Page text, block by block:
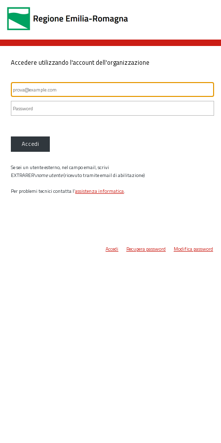
Accedere utilizzando l'account dell'organizzazione
Accedi
Se sei un utente esterno, nel campo email, scrivi
EXTRARER\nome utente(ricevuto tramite email di abilitazione)
Per problemi tecnici contatta l’assistenza informatica.
Accedi Recupera password Modifica password